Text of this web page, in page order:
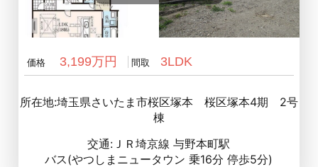
価格 3,199万円 間取 3LDK
所在地:埼玉県さいたま市桜区塚本 桜区塚本4期 2号
棟
交通:ＪＲ埼京線 与野本町駅
バス(やつしまニュータウン 乗16分 停歩5分)